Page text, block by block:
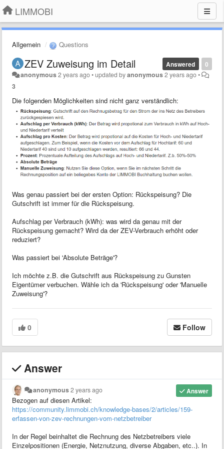
LIMMOBI
Allgemein Questions
0
Answered
ZEV Zuweisung im Detail
anonymous2 years ago•updated byanonymous2 years ago•
3
Die folgenden Möglichkeiten sind nicht ganz verständlich:
Was genau passiert bei der ersten Option: Rückspeisung? Die
Gutschrift ist immer für die Rückspeisung.
Aufschlag per Verbrauch (kWh): was wird da genau mit der
Rückspeisung gemacht? Wird da der ZEV-Verbrauch erhöht oder
reduziert?
Was passiert bei 'Absolute Beträge'?
Ich möchte z.B. die Gutschrift aus Rückspeisung zu Gunsten
Eigentümer verbuchen. Wähle ich da 'Rückspeisung' oder 'Manuelle
Zuweisung'?
0 Follow
Answer
Answer
anonymous2 years ago
Bezogen auf diesen Artikel:
https://community.limmobi.ch/knowledge-bases/2/articles/159-
erfassen-von-zev-rechnungen-vom-netzbetreiber
In der Regel beinhaltet die Rechnung des Netzbetreibers viele
Einzelpositionen (Energie, Netznutzung, diverse Abgaben, etc..). In